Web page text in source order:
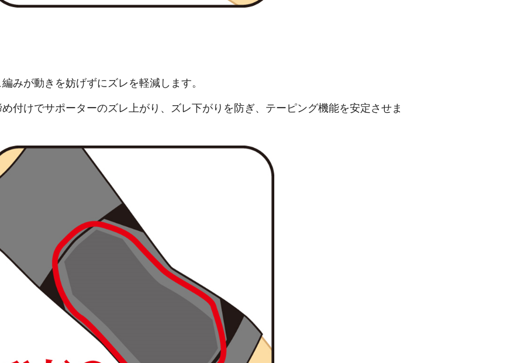
みが動きを妨げずにズレを軽減します。
付けでサポーターのズレ上がり、ズレ下がりを防ぎ、テーピング機能を安定させま